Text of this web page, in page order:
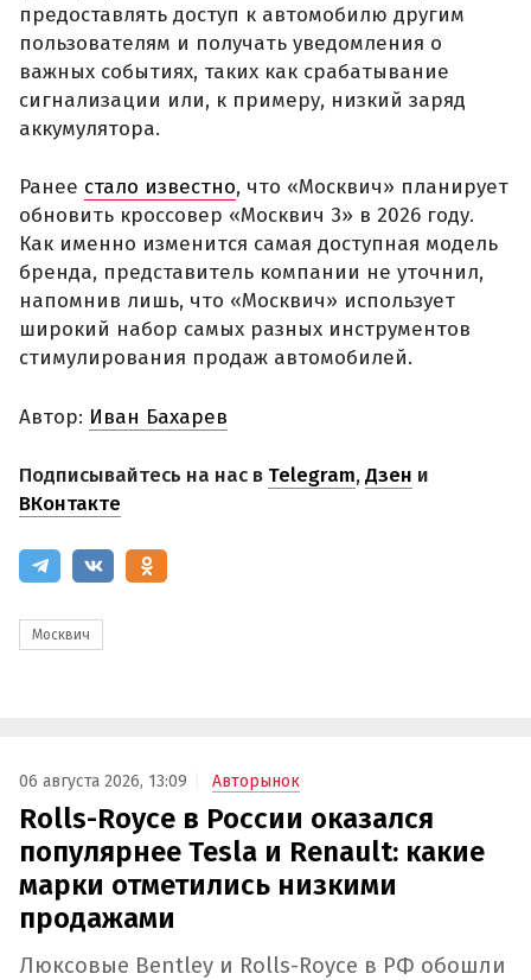
предоставлять доступ к автомобилю другим
пользователям и получать уведомления о
важных событиях, таких как срабатывание
сигнализации или, к примеру, низкий заряд
аккумулятора.
Ранее стало известно, что «Москвич» планирует
обновить кроссовер «Москвич 3» в 2026 году.
Как именно изменится самая доступная модель
бренда, представитель компании не уточнил,
напомнив лишь, что «Москвич» использует
широкий набор самых разных инструментов
стимулирования продаж автомобилей.
Автор: Иван Бахарев
Подписывайтесь на нас в Telegram,Дзен и
ВКонтакте
Москвич
06 августа 2026, 13:09 Авторынок
Rolls-Royce в России оказался
популярнее Tesla и Renault: какие
марки отметились низкими
продажами
Люксовые Bentley и Rolls-Royce в РФ обошли